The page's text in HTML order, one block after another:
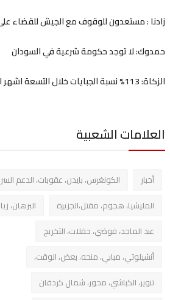
زادنا : مستعدون للوقوف مع الجيش للقضاء
حمدوك: لا توجد حكومة شرعية في السودان
الزكاة: 113% نسبة الجبايات خلال التسعة اشهر الاولى...
العلامات الشعبية
أخبار
الكونغرس، بايدن، عقوبات، الدعم
المليشيا، هجوم، مقتل،الجزيرة
البرهان،
عبد الماجد، فوضي، حفلات، التخريج
أنشيلوتي، مبابي، منحه، بعض، الوقت،
تنوير، الكباشي، محور، شمال كردفان